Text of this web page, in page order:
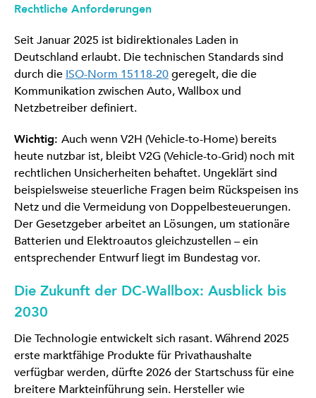
Rechtliche Anforderungen
Seit Januar 2025 ist bidirektionales Laden in
Deutschland erlaubt. Die technischen Standards sind
durch die ISO-Norm 15118-20geregelt, die die
Kommunikation zwischen Auto, Wallbox und
Netzbetreiber definiert.
Wichtig: Auch wenn V2H (Vehicle-to-Home) bereits
heute nutzbar ist, bleibt V2G (Vehicle-to-Grid) noch mit
rechtlichen Unsicherheiten behaftet. Ungeklärt sind
beispielsweise steuerliche Fragen beim Rückspeisen ins
Netz und die Vermeidung von Doppelbesteuerungen.
Der Gesetzgeber arbeitet an Lösungen, um stationäre
Batterien und Elektroautos gleichzustellen – ein
entsprechender Entwurf liegt im Bundestag vor.
Die Zukunft der DC-Wallbox: Ausblick bis
2030
Die Technologie entwickelt sich rasant. Während 2025
erste marktfähige Produkte für Privathaushalte
verfügbar werden, dürfte 2026 der Startschuss für eine
breitere Markteinführung sein. Hersteller wie